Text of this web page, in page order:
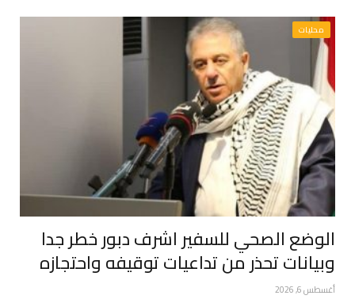
محليات
الوضع الصحي للسفير اشرف دبور خطر جدا
وبيانات تحذر من تداعيات توقيفه واحتجازه
أغسطس 6, 2026